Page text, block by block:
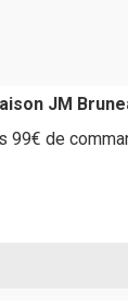
JM
99€ de